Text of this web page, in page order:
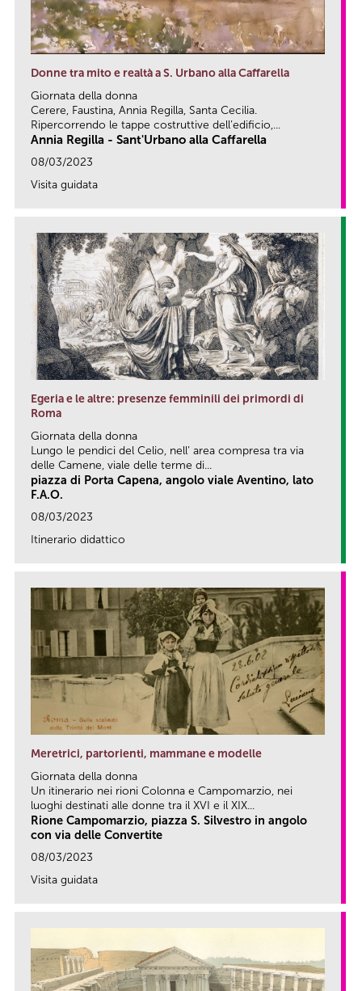
Donne tra mito e realtà a S. Urbano alla Caffarella
Giornata della donna
Cerere, Faustina, Annia Regilla, Santa Cecilia.
Ripercorrendo le tappe costruttive dell’edificio,...
Annia Regilla - Sant'Urbano alla Caffarella
08/03/2023
Visita guidata
Egeria e le altre: presenze femminili dei primordi di
Roma
Giornata della donna
Lungo le pendici del Celio, nell’ area compresa tra via
delle Camene, viale delle terme di...
piazza di Porta Capena, angolo viale Aventino, lato
F.A.O.
08/03/2023
Itinerario didattico
Meretrici, partorienti, mammane e modelle
Giornata della donna
Un itinerario nei rioni Colonna e Campomarzio, nei
luoghi destinati alle donne tra il XVI e il XIX...
Rione Campomarzio, piazza S. Silvestro in angolo
con via delle Convertite
08/03/2023
Visita guidata